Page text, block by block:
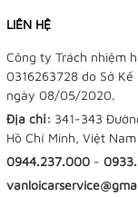
LIÊN HỆ
Công ty Trách nhiệm
0316263728 do Sở
ngày 08/05/2020.
Địa chỉ: 341-343
Hồ Chí Minh, Việt Nam
0944.237.000 -